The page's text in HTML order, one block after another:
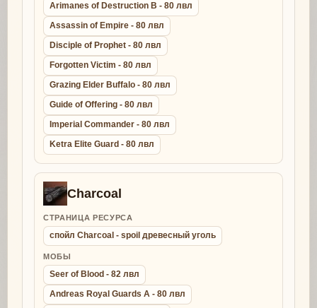
Arimanes of Destruction B - 80 лвл
Assassin of Empire - 80 лвл
Disciple of Prophet - 80 лвл
Forgotten Victim - 80 лвл
Grazing Elder Buffalo - 80 лвл
Guide of Offering - 80 лвл
Imperial Commander - 80 лвл
Ketra Elite Guard - 80 лвл
Charcoal
СТРАНИЦА РЕСУРСА
спойл Charcoal - spoil древесный уголь
МОБЫ
Seer of Blood - 82 лвл
Andreas Royal Guards A - 80 лвл